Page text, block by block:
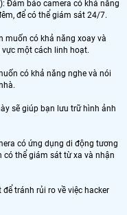
Đảm bảo camera có khả năng
để có thể giám sát 24/7.
muốn có khả năng xoay và
một cách linh hoạt.
có khả năng nghe và nói
sẽ giúp bạn lưu trữ hình ảnh
có ứng dụng di động tương
thể giám sát từ xa và nhận
tránh rủi ro về việc hacker